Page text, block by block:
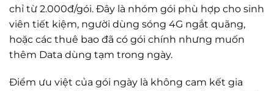
chỉ từ 2.000đ/gói. Đây là nhóm gói phù hợp cho sinh
viên tiết kiệm, người dùng sóng 4G ngắt quãng,
hoặc các thuê bao đã có gói chính nhưng muốn
thêm Data dùng tạm trong ngày.
Điểm ưu việt của gói ngày là không cam kết gia